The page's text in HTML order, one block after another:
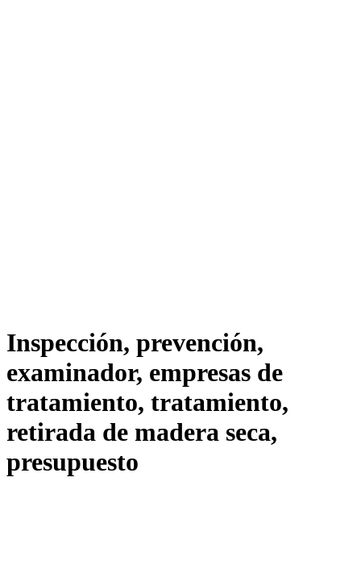
Inspección, prevención,
examinador, empresas de
tratamiento, tratamiento,
retirada de madera seca,
presupuesto